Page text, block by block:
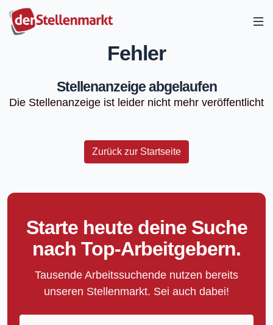
Fehler
Stellenanzeige abgelaufen
Die Stellenanzeige ist leider nicht mehr veröffentlicht
Zurück zur Startseite
Starte heute deine Suche
nach Top-Arbeitgebern.
Tausende Arbeitssuchende nutzen bereits
unseren Stellenmarkt. Sei auch dabei!